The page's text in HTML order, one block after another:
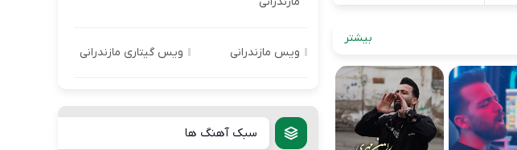
بیشتر
ویس مازندرانی ویس گیتاری مازندرانی
سبک آهنگ ها